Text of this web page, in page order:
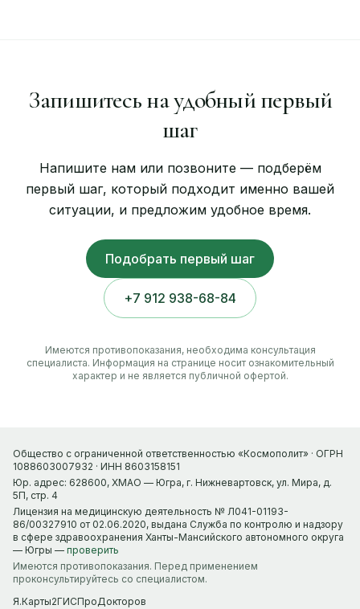
Запишитесь на удобный первый
шаг
Напишите нам или позвоните — подберём
первый шаг, который подходит именно вашей
ситуации, и предложим удобное время.
Подобрать первый шаг
+7 912 938-68-84
Имеются противопоказания, необходима консультация
специалиста. Информация на странице носит ознакомительный
характер и не является публичной офертой.
Общество с ограниченной ответственностью «Космополит» · ОГРН
1088603007932 · ИНН 8603158151
Юр. адрес: 628600, ХМАО — Югра, г. Нижневартовск, ул. Мира, д.
5П, стр. 4
Лицензия на медицинскую деятельность № Л041-01193-
86/00327910 от 02.06.2020, выдана Служба по контролю и надзору
в сфере здравоохранения Ханты-Мансийского автономного округа
— Югры — проверить
Имеются противопоказания. Перед применением
проконсультируйтесь со специалистом.
Я.Карты2ГИСПроДокторов